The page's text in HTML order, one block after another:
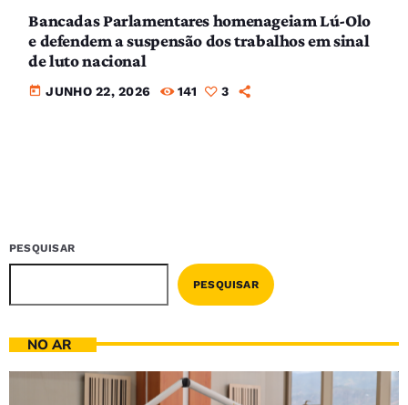
Bancadas Parlamentares homenageiam Lú-Olo
e defendem a suspensão dos trabalhos em sinal
de luto nacional
today JUNHO 22, 2026 141 3
PESQUISAR
PESQUISAR
NO AR